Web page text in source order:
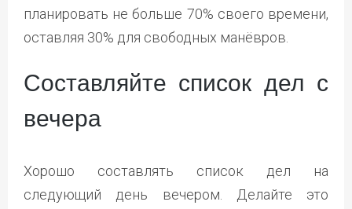
планировать не больше 70% своего времени,
оставляя 30% для свободных манёвров.
Составляйте список дел с
вечера
Хорошо составлять список дел на
следующий день вечером. Делайте это